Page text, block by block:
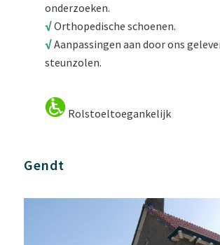
onderzoeken.
√Orthopedische schoenen.
√Aanpassingen aan door ons
steunzolen.
Rolstoeltoegankelijk
Gendt